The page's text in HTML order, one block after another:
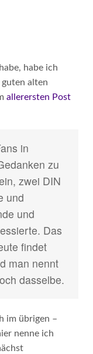
habe ich
alten
allerersten Post
in
zu
zwei DIN
und
und
Das
findet
man nennt
dasselbe.
im übrigen –
nenne ich